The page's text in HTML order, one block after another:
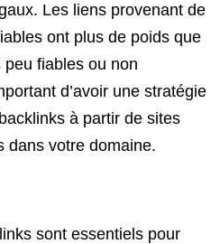
Les liens provenant de
ont plus de poids que
fiables ou non
d’avoir une stratégie
à partir de sites
dans votre domaine.
sont essentiels pour